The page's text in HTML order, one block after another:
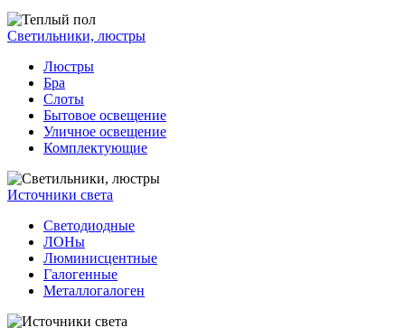
Светильники, люстры
Люстры
Бра
Слоты
Бытовое освещение
Уличное освещение
Комплектующие
Источники света
Светодиодные
ЛОНы
Люминисцентные
Галогенные
Металлогалоген